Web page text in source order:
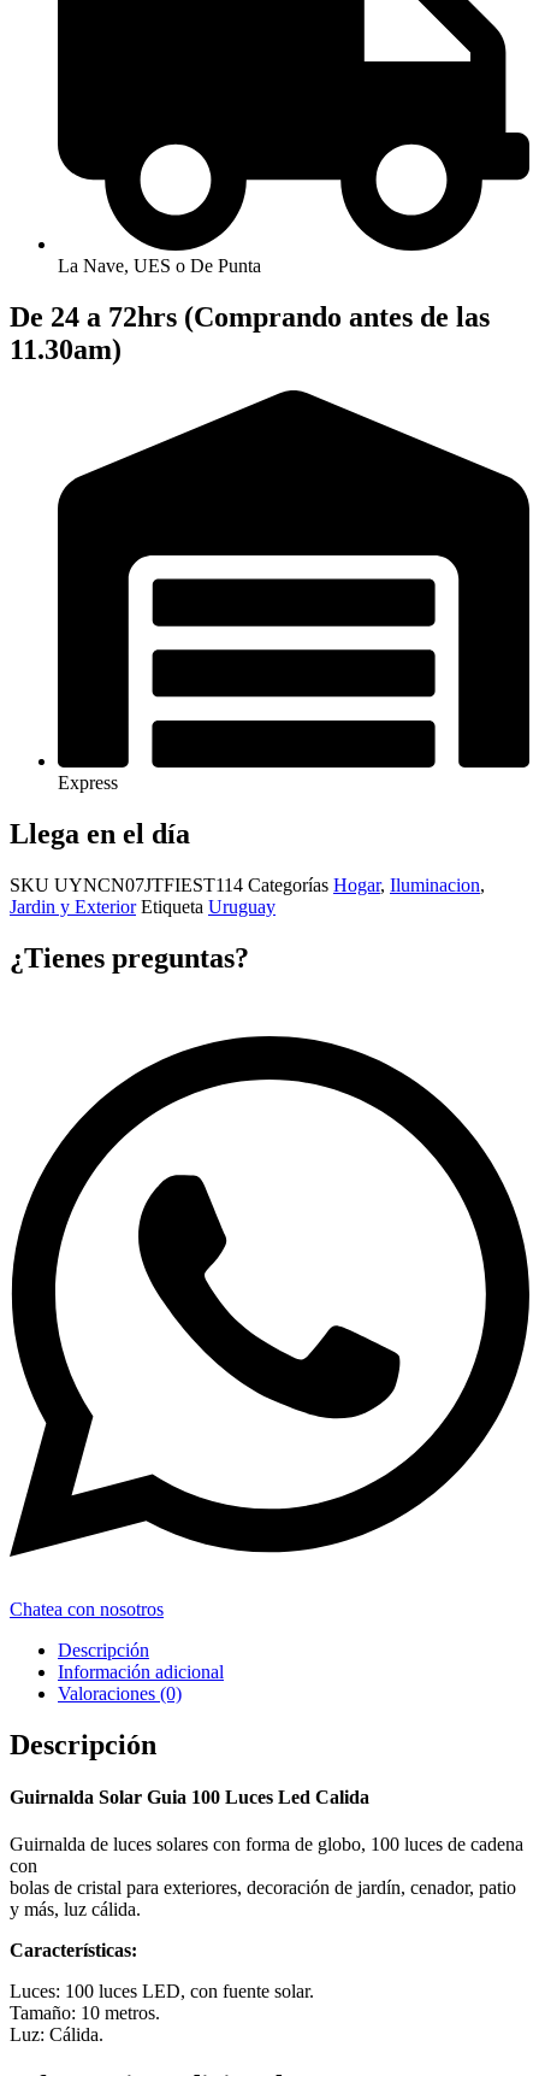
La Nave, UES o De Punta
De 24 a 72hrs (Comprando antes de las
11.30am)
Express
Llega en el día
SKU UYNCN07JTFIEST114 Categorías Hogar, Iluminacion,
Jardin y Exterior Etiqueta Uruguay
¿Tienes preguntas?
Chatea con nosotros
Descripción
Información adicional
Valoraciones (0)
Descripción
Guirnalda Solar Guia 100 Luces Led Calida
Guirnalda de luces solares con forma de globo, 100 luces de cadena
con
bolas de cristal para exteriores, decoración de jardín, cenador, patio
y más, luz cálida.
Características:
Luces: 100 luces LED, con fuente solar.
Tamaño: 10 metros.
Luz: Cálida.